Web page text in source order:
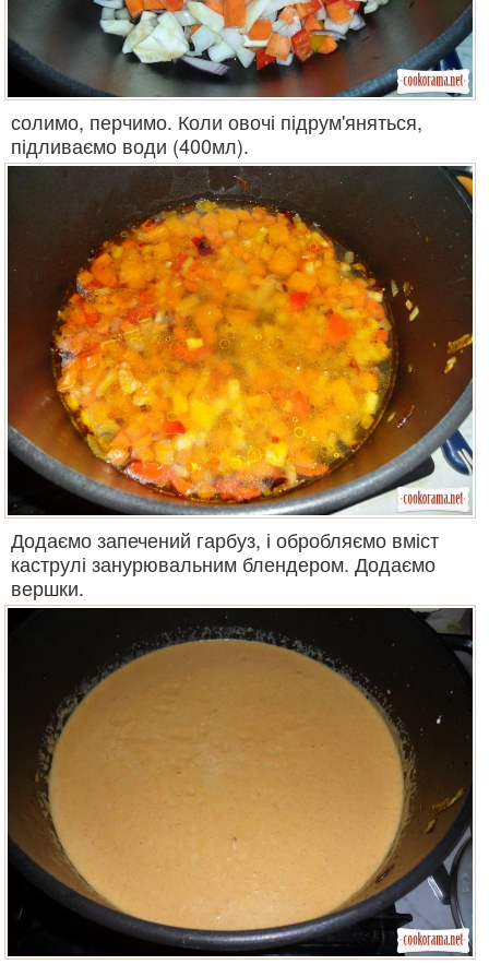
солимо, перчимо. Коли овочі підрум'яняться,
підливаємо води (400мл).
Додаємо запечений гарбуз, і обробляємо вміст
каструлі занурювальним блендером. Додаємо
вершки.